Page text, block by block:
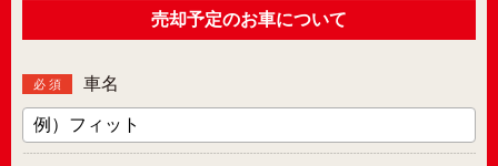
売却予定のお車について
必 須 車名